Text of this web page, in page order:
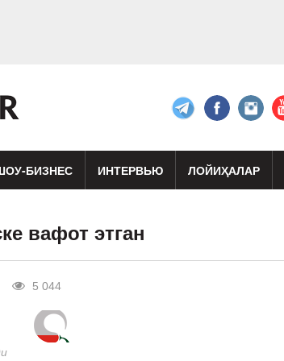
БИЗНЕС ИНТЕРВЬЮ ЛОЙИҲАЛАР
вафот этган
5 044